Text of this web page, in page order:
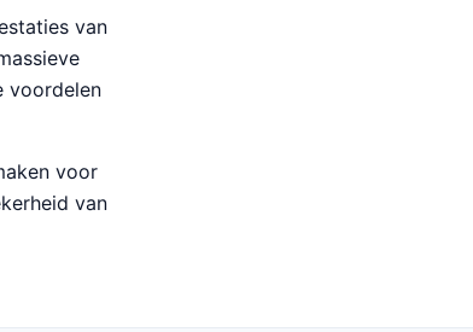
van
voordelen
voor
van